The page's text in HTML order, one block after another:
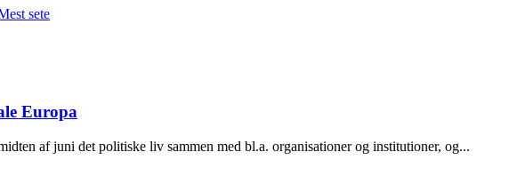
sete
Europa
af juni det politiske liv sammen med bl.a. organisationer og institutioner, og...